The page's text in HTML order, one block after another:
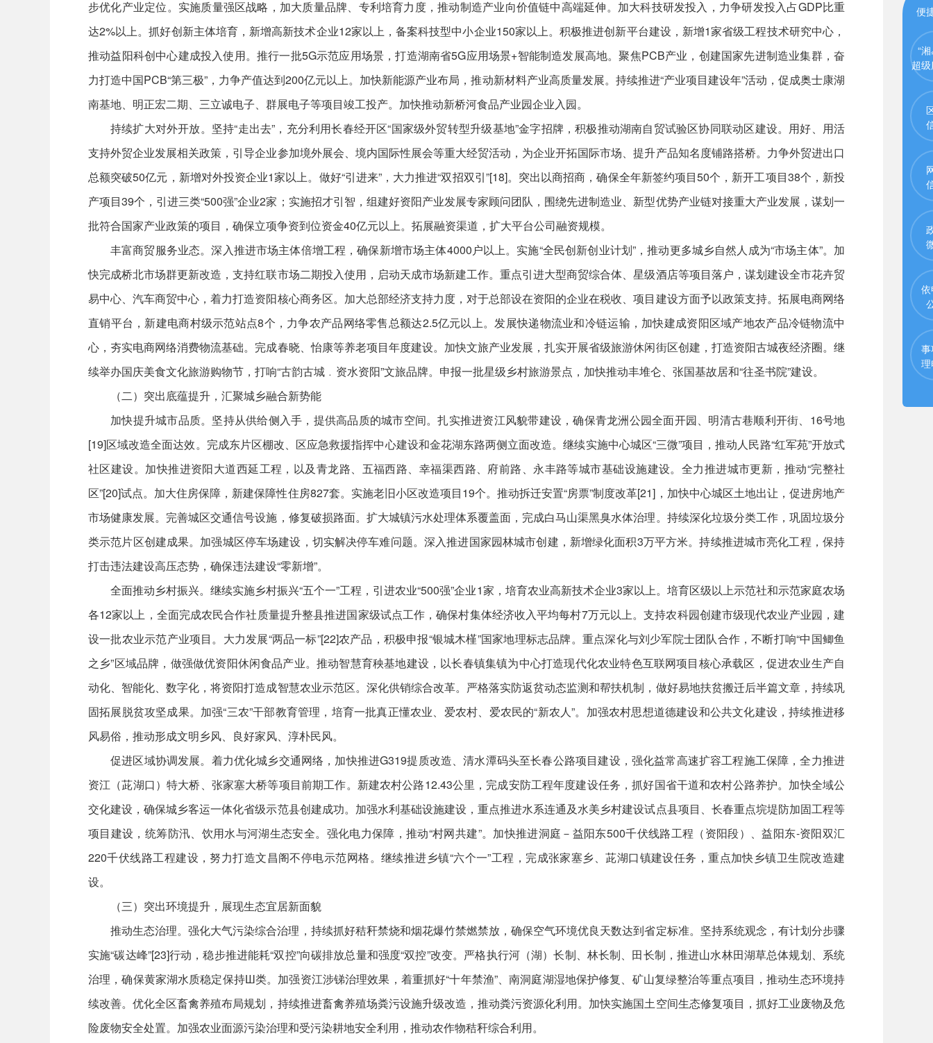
步优化产业定位。实施质量强区战略，加大质量品牌、专利培育力度，推动制造产业向价值链中高端延伸。加大科技研发投入，力争研发投入占GDP比重
达2%以上。抓好创新主体培育，新增高新技术企业12家以上，备案科技型中小企业150家以上。积极推进创新平台建设，新增1家省级工程技术研究中心，
推动益阳科创中心建成投入使用。推行一批5G示范应用场景，打造湖南省5G应用场景+智能制造发展高地。聚焦PCB产业，创建国家先进制造业集群，奋
力打造中国PCB“第三极”，力争产值达到200亿元以上。加快新能源产业布局，推动新材料产业高质量发展。持续推进“产业项目建设年”活动，促成奥士康湖
南基地、明正宏二期、三立诚电子、群展电子等项目竣工投产。加快推动新桥河食品产业园企业入园。
持续扩大对外开放。坚持“走出去”，充分利用长春经开区“国家级外贸转型升级基地”金字招牌，积极推动湖南自贸试验区协同联动区建设。用好、用活
支持外贸企业发展相关政策，引导企业参加境外展会、境内国际性展会等重大经贸活动，为企业开拓国际市场、提升产品知名度铺路搭桥。力争外贸进出口
总额突破50亿元，新增对外投资企业1家以上。做好“引进来”，大力推进“双招双引”[18]。突出以商招商，确保全年新签约项目50个，新开工项目38个，新投
产项目39个，引进三类“500强”企业2家；实施招才引智，组建好资阳产业发展专家顾问团队，围绕先进制造业、新型优势产业链对接重大产业发展，谋划一
批符合国家产业政策的项目，确保立项争资到位资金40亿元以上。拓展融资渠道，扩大平台公司融资规模。
丰富商贸服务业态。深入推进市场主体倍增工程，确保新增市场主体4000户以上。实施“全民创新创业计划”，推动更多城乡自然人成为“市场主体”。加
快完成桥北市场群更新改造，支持红联市场二期投入使用，启动天成市场新建工作。重点引进大型商贸综合体、星级酒店等项目落户，谋划建设全市花卉贸
易中心、汽车商贸中心，着力打造资阳核心商务区。加大总部经济支持力度，对于总部设在资阳的企业在税收、项目建设方面予以政策支持。拓展电商网络
直销平台，新建电商村级示范站点8个，力争农产品网络零售总额达2.5亿元以上。发展快递物流业和冷链运输，加快建成资阳区域产地农产品冷链物流中
心，夯实电商网络消费物流基础。完成春晓、怡康等养老项目年度建设。加快文旅产业发展，扎实开展省级旅游休闲街区创建，打造资阳古城夜经济圈。继
续举办国庆美食文化旅游购物节，打响“古韵古城﹒资水资阳”文旅品牌。申报一批星级乡村旅游景点，加快推动丰堆仑、张国基故居和“往圣书院”建设。
（二）突出底蕴提升，汇聚城乡融合新势能
加快提升城市品质。坚持从供给侧入手，提供高品质的城市空间。扎实推进资江风貌带建设，确保青龙洲公园全面开园、明清古巷顺利开街、16号地
[19]区域改造全面达效。完成东片区棚改、区应急救援指挥中心建设和金花湖东路两侧立面改造。继续实施中心城区“三微”项目，推动人民路“红军苑”开放式
社区建设。加快推进资阳大道西延工程，以及青龙路、五福西路、幸福渠西路、府前路、永丰路等城市基础设施建设。全力推进城市更新，推动“完整社
区”[20]试点。加大住房保障，新建保障性住房827套。实施老旧小区改造项目19个。推动拆迁安置“房票”制度改革[21]，加快中心城区土地出让，促进房地产
市场健康发展。完善城区交通信号设施，修复破损路面。扩大城镇污水处理体系覆盖面，完成白马山渠黑臭水体治理。持续深化垃圾分类工作，巩固垃圾分
类示范片区创建成果。加强城区停车场建设，切实解决停车难问题。深入推进国家园林城市创建，新增绿化面积3万平方米。持续推进城市亮化工程，保持
打击违法建设高压态势，确保违法建设“零新增”。
全面推动乡村振兴。继续实施乡村振兴“五个一”工程，引进农业“500强”企业1家，培育农业高新技术企业3家以上。培育区级以上示范社和示范家庭农场
各12家以上，全面完成农民合作社质量提升整县推进国家级试点工作，确保村集体经济收入平均每村7万元以上。支持农科园创建市级现代农业产业园，建
设一批农业示范产业项目。大力发展“两品一标”[22]农产品，积极申报“银城木槿”国家地理标志品牌。重点深化与刘少军院士团队合作，不断打响“中国鲫鱼
之乡”区域品牌，做强做优资阳休闲食品产业。推动智慧育秧基地建设，以长春镇集镇为中心打造现代化农业特色互联网项目核心承载区，促进农业生产自
动化、智能化、数字化，将资阳打造成智慧农业示范区。深化供销综合改革。严格落实防返贫动态监测和帮扶机制，做好易地扶贫搬迁后半篇文章，持续巩
固拓展脱贫攻坚成果。加强“三农”干部教育管理，培育一批真正懂农业、爱农村、爱农民的“新农人”。加强农村思想道德建设和公共文化建设，持续推进移
风易俗，推动形成文明乡风、良好家风、淳朴民风。
促进区域协调发展。着力优化城乡交通网络，加快推进G319提质改造、清水潭码头至长春公路项目建设，强化益常高速扩容工程施工保障，全力推进
资江（茈湖口）特大桥、张家塞大桥等项目前期工作。新建农村公路12.43公里，完成安防工程年度建设任务，抓好国省干道和农村公路养护。加快全域公
交化建设，确保城乡客运一体化省级示范县创建成功。加强水利基础设施建设，重点推进水系连通及水美乡村建设试点县项目、长春重点垸堤防加固工程等
项目建设，统筹防汛、饮用水与河湖生态安全。强化电力保障，推动“村网共建”。加快推进洞庭－益阳东500千伏线路工程（资阳段）、益阳东-资阳双汇
220千伏线路工程建设，努力打造文昌阁不停电示范网格。继续推进乡镇“六个一”工程，完成张家塞乡、茈湖口镇建设任务，重点加快乡镇卫生院改造建
设。
（三）突出环境提升，展现生态宜居新面貌
推动生态治理。强化大气污染综合治理，持续抓好秸秆禁烧和烟花爆竹禁燃禁放，确保空气环境优良天数达到省定标准。坚持系统观念，有计划分步骤
实施“碳达峰”[23]行动，稳步推进能耗“双控”向碳排放总量和强度“双控”改变。严格执行河（湖）长制、林长制、田长制，推进山水林田湖草总体规划、系统
治理，确保黄家湖水质稳定保持Ш类。加强资江涉锑治理效果，着重抓好“十年禁渔”、南洞庭湖湿地保护修复、矿山复绿整治等重点项目，推动生态环境持
续改善。优化全区畜禽养殖布局规划，持续推进畜禽养殖场粪污设施升级改造，推动粪污资源化利用。加快实施国土空间生态修复项目，抓好工业废物及危
险废物安全处置。加强农业面源污染治理和受污染耕地安全利用，推动农作物秸秆综合利用。
便
“
超